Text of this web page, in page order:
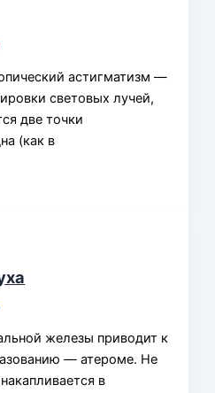
астигматизм —
световых лучей,
две точки
(как в
железы приводит к
— атероме. Не
в